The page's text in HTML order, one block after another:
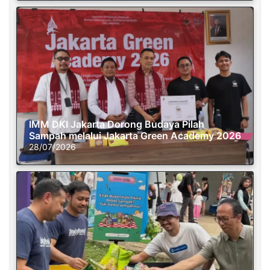
IMM DKI Jakarta Dorong Budaya Pilah
Sampah melalui Jakarta Green Academy 2026
28/07/2026